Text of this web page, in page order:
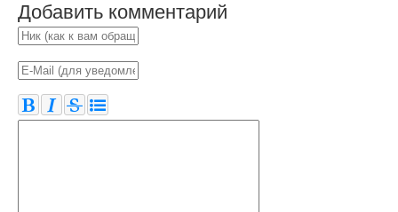
Добавить комментарий